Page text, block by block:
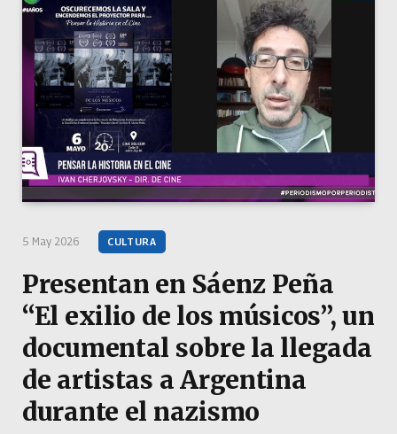
5 May 2026 CULTURA
Presentan en Sáenz Peña
“El exilio de los músicos”, un
documental sobre la llegada
de artistas a Argentina
durante el nazismo